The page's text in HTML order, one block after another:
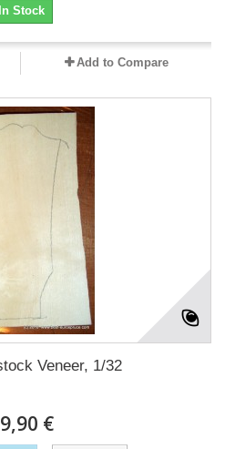
In Stock
Add to Compare
Veneer, 1/32
€